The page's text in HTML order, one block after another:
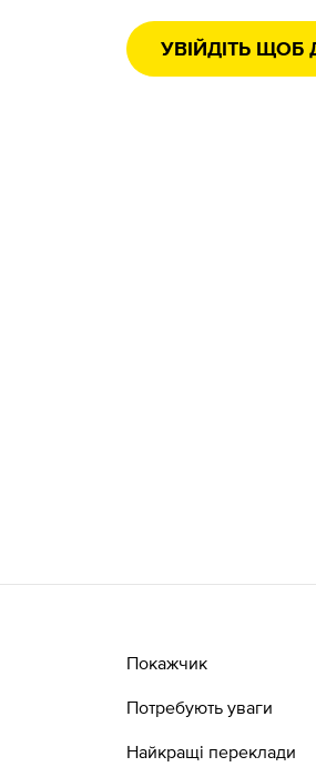
УВІЙДІТЬ ЩОБ
Покажчик
Потребують уваги
Найкращі переклади